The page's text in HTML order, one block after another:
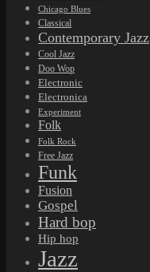
Chicago Blues
Classical
Contemporary Jazz
Cool Jazz
Doo Wop
Electronic
Electronica
Experiment
Folk
Folk Rock
Free Jazz
Funk
Fusion
Gospel
Hard bop
Hip hop
Jazz